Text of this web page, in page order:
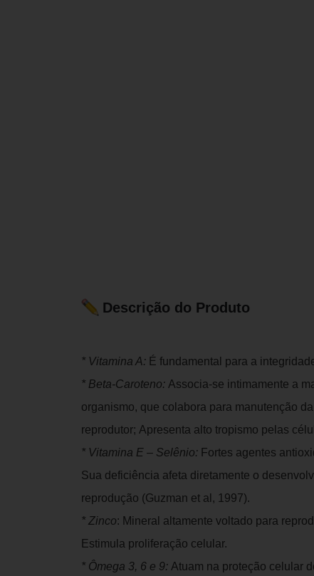
Descrição do Produto
* Vitamina A: É fundamental para a
* Beta-Caroteno: Associa-se intimamente a
organismo, que colabora para manutenção
reprodutor; Apresenta alto tropismo pelas
* Vitamina E – Selênio: Fortes agentes
Sua deficiência afeta diretamente o
reprodução (Guzman et al, 1997).
* Zinco: Mineral altamente voltado para
Estimula proliferação celular.
* Ômega 3, 6 e 9: Atuam na proteção celular